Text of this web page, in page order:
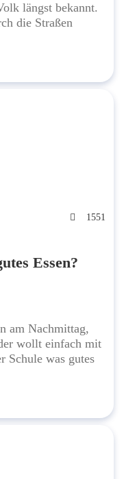
längst bekannt.
die Straßen
1551
Essen?
am Nachmittag,
wollt einfach mit
Schule was gutes